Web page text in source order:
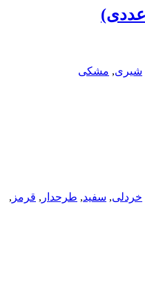
شیری, مشکی
خردلی, سفید, طرحدار , قرمز ,